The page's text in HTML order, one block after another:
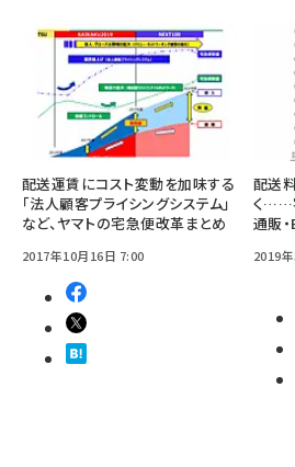
配送運賃にコスト変動を加味する
「法人顧客プライシングシステム」
など、ヤマトの宅急便改革まとめ
2017年10月16日 7:00
配送
く……
通販
2019